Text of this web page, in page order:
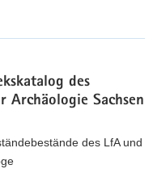
des
Archäologie Sachsen
des LfA und